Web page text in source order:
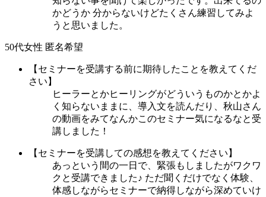
かどうか 分からないけどたくさん練習してみよ
うと思いました。
50代女性 匿名希望
【セミナーを受講する前に期待したことを教えてくだ
さい】
ヒーラーとかヒーリングがどういうものかとかよ
く知らないままに、導入文を読んだり、秋山さん
の動画をみてなんかこのセミナー気になるなと受
講しました！
【セミナーを受講しての感想を教えてください】
あっという間の一日で、緊張もしましたがワクワ
クと受講できました♪ ただ聞くだけでなく体験、
体感しながらセミナーで納得しながら深めていけ